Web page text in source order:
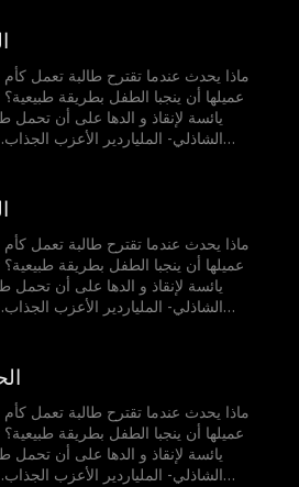
طارق
ماذا يحدث عندما تقترح طالبة تعمل كأم
عميلها أن ينجبا الطفل بطريقة
يائسة لإنقاذ و الدها على أن تحمل
الشاذلي- الملياردير الأعزب
طارق
ماذا يحدث عندما تقترح طالبة تعمل كأم
عميلها أن ينجبا الطفل بطريقة
يائسة لإنقاذ و الدها على أن تحمل
الشاذلي- الملياردير الأعزب
طارق
ماذا يحدث عندما تقترح طالبة تعمل كأم
عميلها أن ينجبا الطفل بطريقة
يائسة لإنقاذ و الدها على أن تحمل
الشاذلي- الملياردير الأعزب